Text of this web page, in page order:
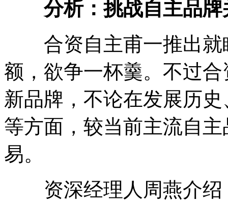
分析：挑战自主品
合资自主甫一推出就
额，欲争一杯羹。不过
新品牌，不论在发展历
等方面，较当前主流自
易。
资深经理人周燕介绍